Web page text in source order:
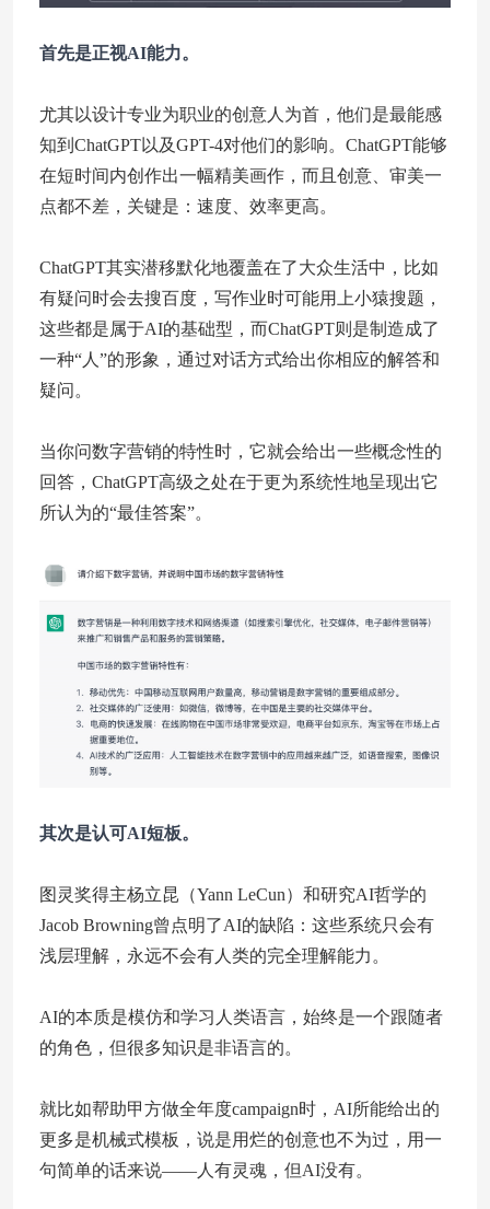
首先是正视AI能力。
尤其以设计专业为职业的创意人为首，他们是最能感
知到ChatGPT以及GPT-4对他们的影响。ChatGPT能够
在短时间内创作出一幅精美画作，而且创意、审美一
点都不差，关键是：速度、效率更高。
ChatGPT其实潜移默化地覆盖在了大众生活中，比如
有疑问时会去搜百度，写作业时可能用上小猿搜题，
这些都是属于AI的基础型，而ChatGPT则是制造成了
一种“人”的形象，通过对话方式给出你相应的解答和
疑问。
当你问数字营销的特性时，它就会给出一些概念性的
回答，ChatGPT高级之处在于更为系统性地呈现出它
所认为的“最佳答案”。
其次是认可AI短板。
图灵奖得主杨立昆（Yann LeCun）和研究AI哲学的
Jacob Browning曾点明了AI的缺陷：这些系统只会有
浅层理解，永远不会有人类的完全理解能力。
AI的本质是模仿和学习人类语言，始终是一个跟随者
的角色，但很多知识是非语言的。
就比如帮助甲方做全年度campaign时，AI所能给出的
更多是机械式模板，说是用烂的创意也不为过，用一
句简单的话来说——人有灵魂，但AI没有。